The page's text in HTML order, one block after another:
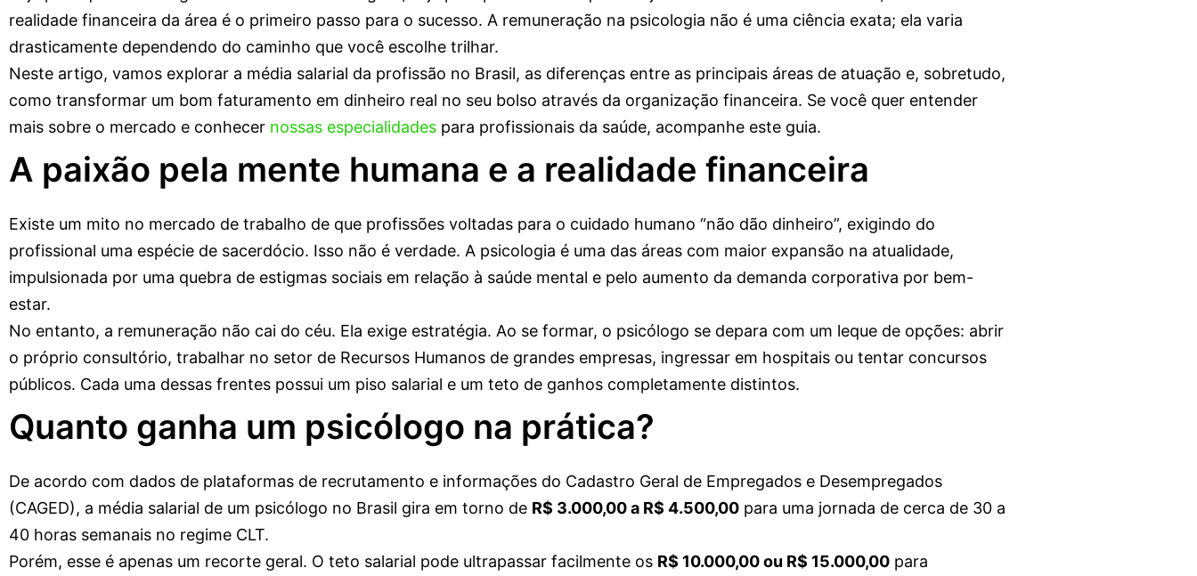
realidade financeira da área é o primeiro passo para o sucesso. A remuneração na psicologia não é uma ciência exata; ela varia
drasticamente dependendo do caminho que você escolhe trilhar.
Neste artigo, vamos explorar a média salarial da profissão no Brasil, as diferenças entre as principais áreas de atuação e, sobretudo,
como transformar um bom faturamento em dinheiro real no seu bolso através da organização financeira. Se você quer entender
mais sobre o mercado e conhecer nossas especialidades para profissionais da saúde, acompanhe este guia.
A paixão pela mente humana e a realidade financeira
Existe um mito no mercado de trabalho de que profissões voltadas para o cuidado humano “não dão dinheiro”, exigindo do
profissional uma espécie de sacerdócio. Isso não é verdade. A psicologia é uma das áreas com maior expansão na atualidade,
impulsionada por uma quebra de estigmas sociais em relação à saúde mental e pelo aumento da demanda corporativa por bem-
estar.
No entanto, a remuneração não cai do céu. Ela exige estratégia. Ao se formar, o psicólogo se depara com um leque de opções: abrir
o próprio consultório, trabalhar no setor de Recursos Humanos de grandes empresas, ingressar em hospitais ou tentar concursos
públicos. Cada uma dessas frentes possui um piso salarial e um teto de ganhos completamente distintos.
Quanto ganha um psicólogo na prática?
De acordo com dados de plataformas de recrutamento e informações do Cadastro Geral de Empregados e Desempregados
(CAGED), a média salarial de um psicólogo no Brasil gira em torno de R$ 3.000,00 a R$ 4.500,00 para uma jornada de cerca de 30 a
40 horas semanais no regime CLT.
Porém, esse é apenas um recorte geral. O teto salarial pode ultrapassar facilmente os R$ 10.000,00 ou R$ 15.000,00 para